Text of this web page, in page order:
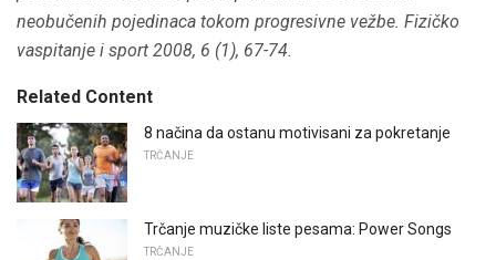
neobučenih pojedinaca tokom progresivne vežbe. Fizičko
vaspitanje i sport 2008, 6 (1), 67-74.
Related Content
8 načina da ostanu motivisani za pokretanje
TRČANJE
Trčanje muzičke liste pesama: Power Songs
TRČANJE